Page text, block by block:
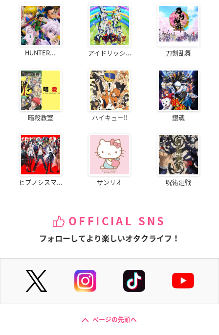
HUNTER... アイドリッシ... 刀剣乱舞
暗殺教室 ハイキュー!! 銀魂
ヒプノシスマ... サンリオ 呪術廻戦
OFFICIAL SNS
フォローしてより楽しいオタクライフ！
ページの先頭へ